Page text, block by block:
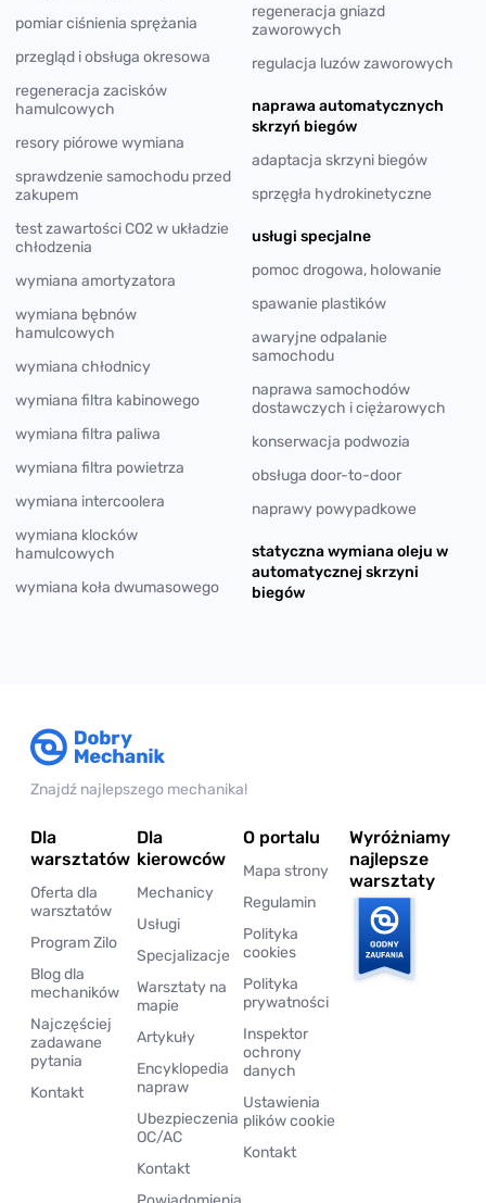
pomiar ciśnienia sprężania
przegląd i obsługa okresowa
regeneracja zacisków
hamulcowych
resory piórowe wymiana
sprawdzenie samochodu przed
zakupem
test zawartości CO2 w układzie
chłodzenia
wymiana amortyzatora
wymiana bębnów
hamulcowych
wymiana chłodnicy
wymiana filtra kabinowego
wymiana filtra paliwa
wymiana filtra powietrza
wymiana intercoolera
wymiana klocków
hamulcowych
wymiana koła dwumasowego
regeneracja gniazd
zaworowych
regulacja luzów zaworowych
naprawa automatycznych
skrzyń biegów
adaptacja skrzyni biegów
sprzęgła hydrokinetyczne
usługi specjalne
pomoc drogowa, holowanie
spawanie plastików
awaryjne odpalanie
samochodu
naprawa samochodów
dostawczych i ciężarowych
konserwacja podwozia
obsługa door-to-door
naprawy powypadkowe
statyczna wymiana oleju w
automatycznej skrzyni
biegów
Znajdź najlepszego mechanika!
Dla
warsztatów
Oferta dla
warsztatów
Program Zilo
Blog dla
mechaników
Najczęściej
zadawane
pytania
Kontakt
Dla
kierowców
Mechanicy
Usługi
Specjalizacje
Warsztaty na
mapie
Artykuły
Encyklopedia
napraw
Ubezpieczenia
OC/AC
Kontakt
O portalu
Mapa strony
Regulamin
Polityka
cookies
Polityka
prywatności
Inspektor
ochrony
danych
Ustawienia
plików cookie
Kontakt
Wyróżniamy
najlepsze
warsztaty